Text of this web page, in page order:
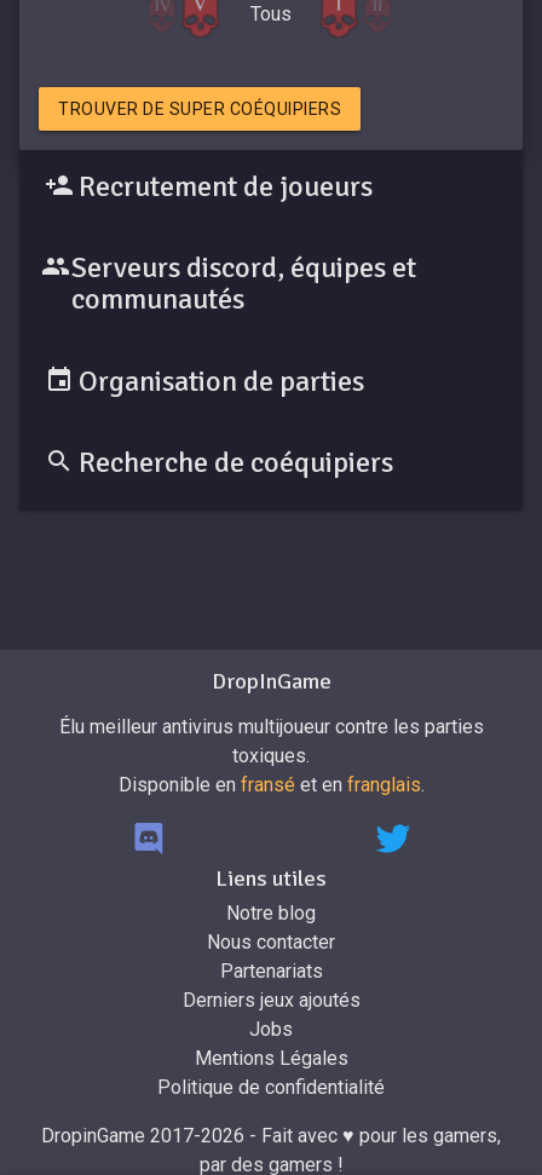
Tous
TROUVER DE SUPER COÉQUIPIERS
Recrutement de joueurs
Serveurs discord, équipes et
communautés
Organisation de parties
Recherche de coéquipiers
DropInGame
Élu meilleur antivirus multijoueur contre les parties
toxiques.
Disponible en fransé et en franglais.
Liens utiles
Notre blog
Nous contacter
Partenariats
Derniers jeux ajoutés
Jobs
Mentions Légales
Politique de confidentialité
DropinGame 2017-2026 - Fait avec ♥ pour les gamers,
par des gamers !